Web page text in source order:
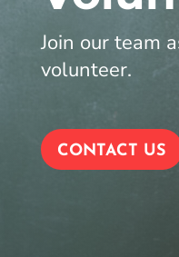
Join our team
volunteer.
CONTACT US